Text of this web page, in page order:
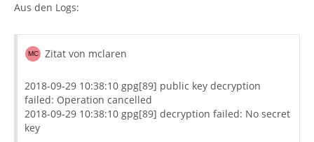
Aus den Logs:
Zitat von mclaren
2018-09-29 10:38:10 gpg[89] public key decryption
failed: Operation cancelled
2018-09-29 10:38:10 gpg[89] decryption failed: No secret
key